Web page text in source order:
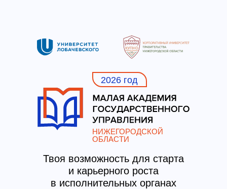
Твоя возможность для старта
и карьерного роста
в исполнительных органах
2026 год
НИЖЕГОРОДСКОЙ
ОБЛАСТИ